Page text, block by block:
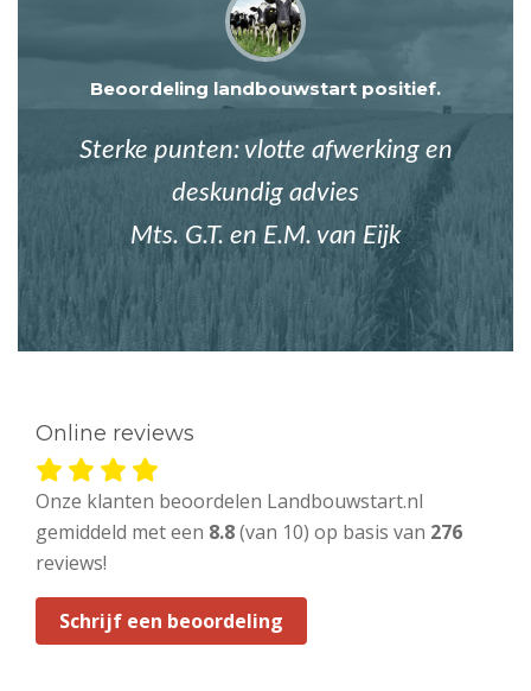
Beoordeling landbouwstart positief.
Sterke punten: vlotte afwerking en
deskundig advies
Mts. G.T. en E.M. van Eijk
Online reviews
Onze klanten beoordelen Landbouwstart.nl
gemiddeld met een 8.8(van 10) op basis van 276
reviews!
Schrijf een beoordeling